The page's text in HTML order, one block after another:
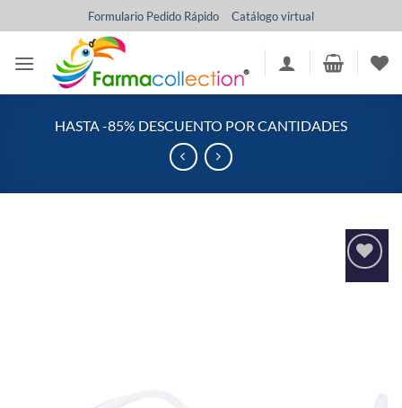
al
contenido
Formulario Pedido Rápido Catálogo virtual
HASTA -85% DESCUENTO POR CANTIDADES
Añadir